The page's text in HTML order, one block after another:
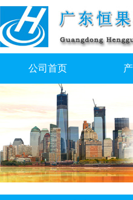
公司首页